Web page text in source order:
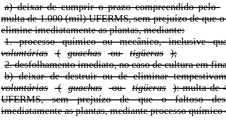
a) deixar de cumprir o prazo compreendido pelo
multa de 1.000 (mil) UFERMS, sem prejuízo de que
elimine imediatamente as plantas, mediante:
1. processo químico ou mecânico, inclusive
voluntárias
( guachas ou tigüeras
);
2. desfolhamento imediato, no caso de cultura em
b) deixar de destruir ou de eliminar
voluntárias
( guachas ou tigüeras
): multa de
UFERMS, sem prejuízo de que o faltoso
imediatamente as plantas, mediante processo químico